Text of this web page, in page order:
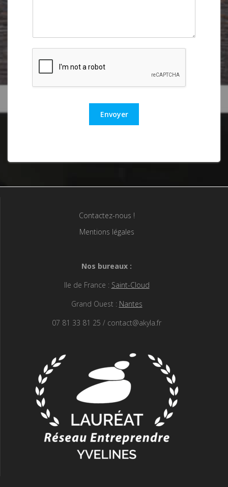
Envoyer
Contactez-nous !
Mentions légales
Nos bureaux :
Ile de France : Saint-Cloud
Grand Ouest : Nantes
07 81 33 81 25 / contact@akyla.fr